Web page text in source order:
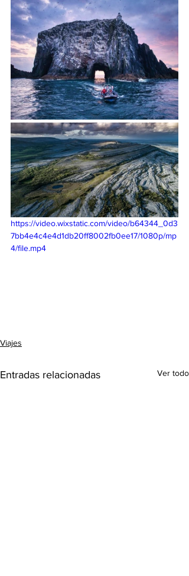
https://video.wixstatic.com/video/b64344_0d3
7bb4e4c4e4d1db20ff8002fb0ee17/1080p/mp
4/file.mp4
Viajes
Entradas relacionadas Ver todo